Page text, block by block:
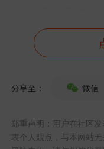
能加息的预期
6、明天如果
1、亏钱效应大
分享至： 微信
郑重声明：用户在社区
表个人观点，与本网站